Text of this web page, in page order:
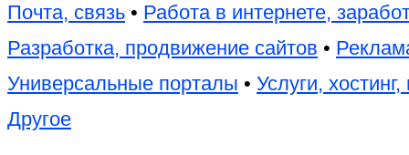
Почта, связь • Работа в интернете,
Разработка, продвижение сайтов •
Универсальные порталы • Услуги,
Другое